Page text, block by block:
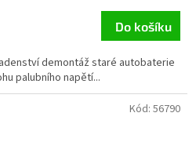
Do košíku
demontáž staré autobaterie
palubního napětí...
Kód: 56790